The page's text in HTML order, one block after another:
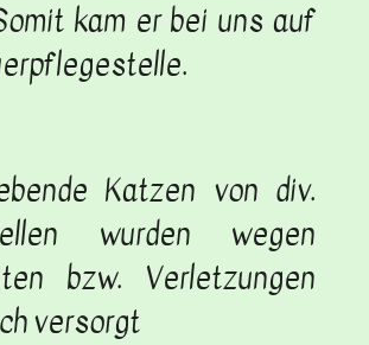
kam er bei uns auf
Katzen von div.
wurden wegen
bzw. Verletzungen
versorgt